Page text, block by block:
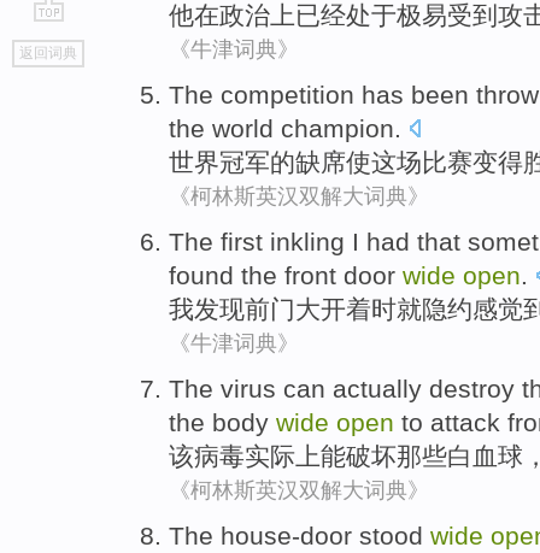
go
top
返回词典
他在政治上已经处于极易受到攻
《牛津词典》
The competition has been
the world champion.
世界冠军的缺席使这场比赛变得
《柯林斯英汉双解大词典》
The first inkling I had that
found the front door wide open.
我发现前门大开着时就隐约感觉
《牛津词典》
The virus can actually destroy
the body wide open to attack
该病毒实际上能破坏那些白血球
《柯林斯英汉双解大词典》
The house-door stood wide